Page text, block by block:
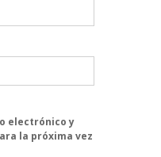
electrónico y
la próxima vez